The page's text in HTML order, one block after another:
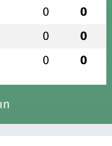
0 0
0 0
0 0